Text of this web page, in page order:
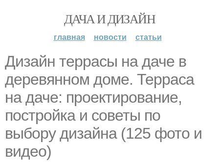
ДАЧА И ДИЗАЙН
главная новости статьи
Дизайн террасы на даче в
деревянном доме. Терраса
на даче: проектирование,
постройка и советы по
выбору дизайна (125 фото и
видео)